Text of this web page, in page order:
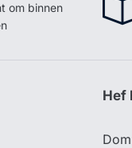
om binnen
Hef